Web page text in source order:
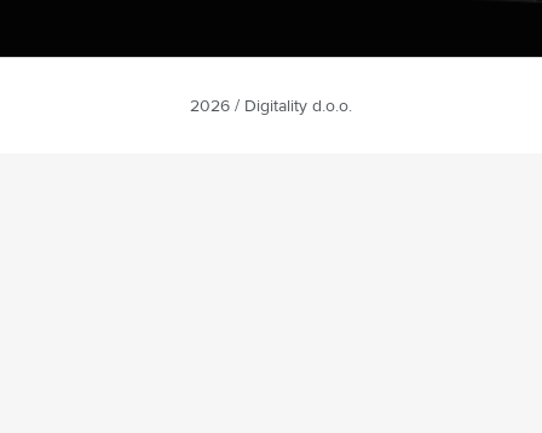
2026 / Digitality d.o.o.